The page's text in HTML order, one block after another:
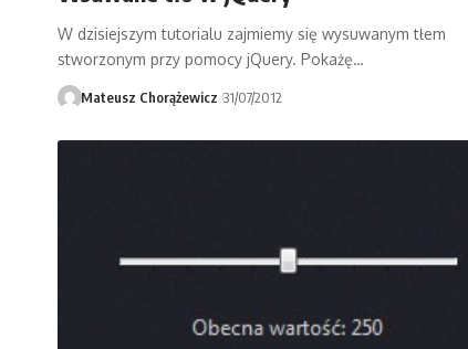
W dzisiejszym tutorialu zajmiemy się wysuwanym tłem
stworzonym przy pomocy jQuery. Pokażę…
Mateusz Chorążewicz 31/07/2012